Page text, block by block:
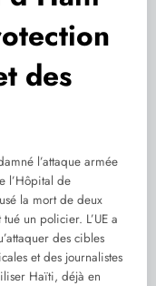
des
l’attaque armée
l’Hôpital de
la mort de deux
un policier. L’UE a
des cibles
et des journalistes
Haïti, déjà en